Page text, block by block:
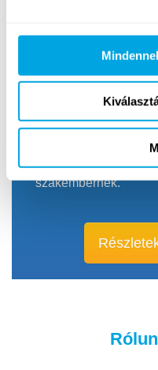
animátoroknak,
backoffice-
szakembernek.